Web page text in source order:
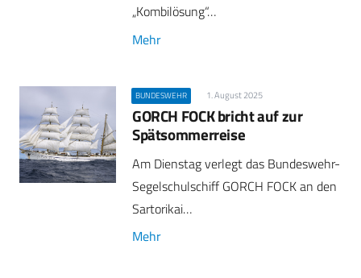
„Kombilösung“…
Mehr
BUNDESWEHR 1. August 2025
GORCH FOCK bricht auf zur
Spätsommerreise
Am Dienstag verlegt das Bundeswehr-
Segelschulschiff GORCH FOCK an den
Sartorikai…
Mehr